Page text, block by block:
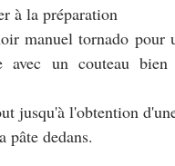
à la préparation
manuel tornado pour
un couteau bien
jusqu'à l'obtention
pâte dedans.